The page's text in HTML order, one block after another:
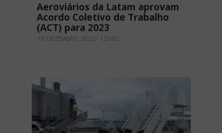
Aeroviários da Latam aprovam
Acordo Coletivo de Trabalho
(ACT) para 2023
07 DEZEMBRO, 2022 - 12H32